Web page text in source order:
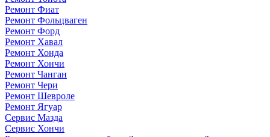
Ремонт Фиат
Ремонт Фольцваген
Ремонт Форд
Ремонт Хавал
Ремонт Хонда
Ремонт Хончи
Ремонт Чанган
Ремонт Чери
Ремонт Шевроле
Ремонт Ягуар
Сервис Мазда
Сервис Хончи